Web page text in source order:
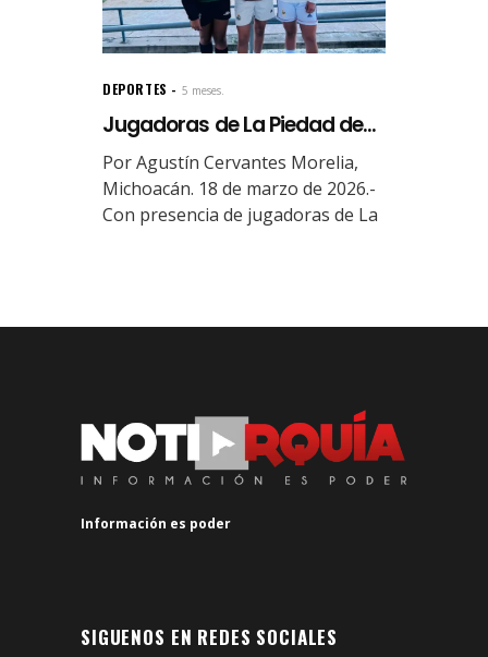
DEPORTES 5 meses.
Jugadoras de La Piedad de...
Por Agustín Cervantes Morelia,
Michoacán. 18 de marzo de 2026.-
Con presencia de jugadoras de La
Información es poder
SIGUENOS EN REDES SOCIALES